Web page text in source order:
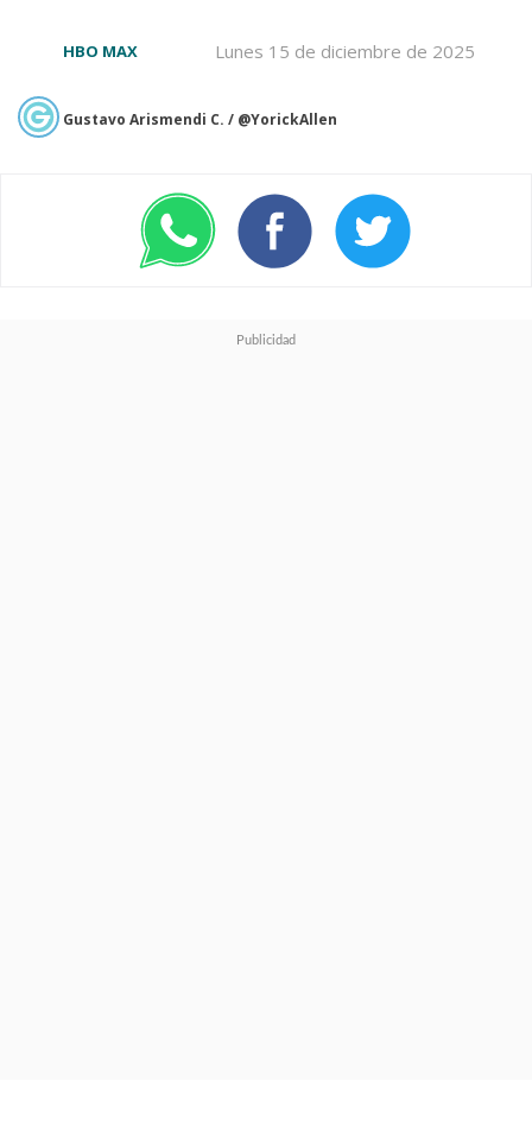
Lunes 15 de diciembre de 2025
HBO MAX
Gustavo Arismendi C. / @YorickAllen